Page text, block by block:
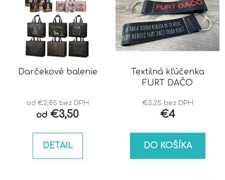
Darčekové balenie
od €2,85 bez DPH
od €3,50
DETAIL
Textilná kľúčenka
FURT DAČO
€3,25 bez DPH
€4
DO KOŠÍKA